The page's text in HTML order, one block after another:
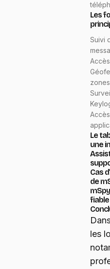
Les
Suivi
zones
Le
une
Cas
de
les